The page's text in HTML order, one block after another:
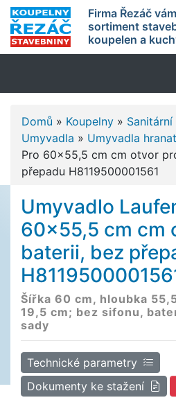
Firma Řezáč
sortiment
koupelen a
Domů » Koupelny »
Umyvadla » Umyvadla
Pro 60x55,5 cm cm otvor
přepadu H8119500001561
Umyvadlo
60x55,5 cm cm
baterii, bez
Šířka 60 cm, hloubka
19,5 cm; bez sifonu,
sady
Technické parametry
Dokumenty ke stažení